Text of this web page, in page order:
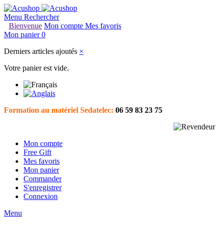
Menu Rechercher
Bienvenue Mon compte Mes favoris
Mon panier 0
Derniers articles ajoutés ×
Votre panier est vide.
Formation au matériel Sedatelec: 06 59 83 23 75
Mon compte
Free Gift
Mes favoris
Mon panier
Commander
S'enregistrer
Connexion
Menu